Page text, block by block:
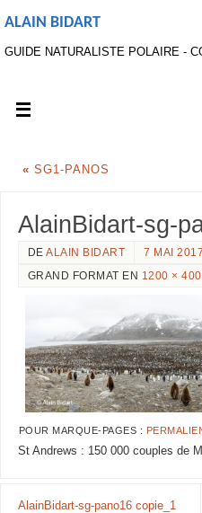
ALAIN BIDART
GUIDE NATURALISTE POLAIRE -
« SG1-PANOS
AlainBidart-sg-
DEALAIN BIDART
7 MAI 2017
GRAND FORMAT EN 1200 × 400
POUR MARQUE-PAGES :
St Andrews : 150 000 couples de
AlainBidart-sg-pano16 copie_1